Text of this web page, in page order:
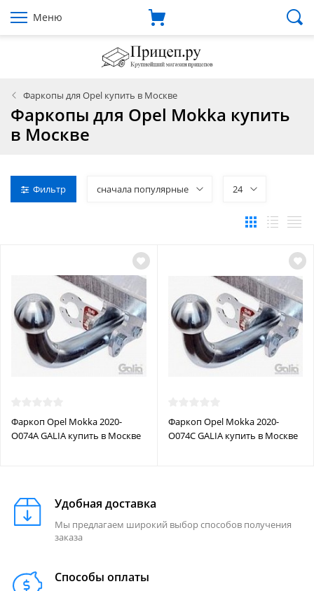
Меню
Фаркопы для Opel купить в Москве
Фаркопы для Opel Mokka купить
в Москве
Фильтр сначала популярные 24
Фаркоп Opel Mokka 2020-
O074A GALIA купить в Москве
Фаркоп Opel Mokka 2020-
O074C GALIA купить в Москве
Удобная доставка
Мы предлагаем широкий выбор способов получения
заказа
Способы оплаты